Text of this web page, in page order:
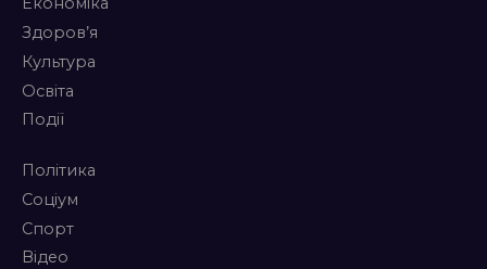
Здоров’я
Культура
Освіта
Події
Політика
Соціум
Спорт
Відео